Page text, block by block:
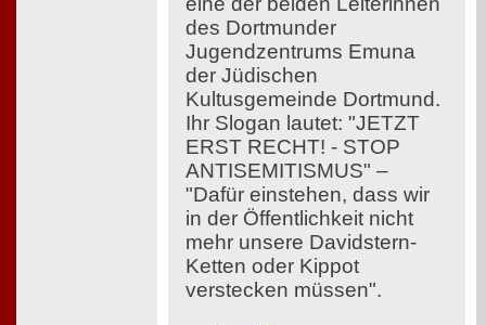
des Dortmunder
Jugendzentrums Emuna
der Jüdischen
Kultusgemeinde Dortmund.
Ihr Slogan lautet: "JETZT
ERST RECHT! - STOP
ANTISEMITISMUS" –
"Dafür einstehen, dass wir
in der Öffentlichkeit nicht
mehr unsere Davidstern-
Ketten oder Kippot
verstecken müssen".